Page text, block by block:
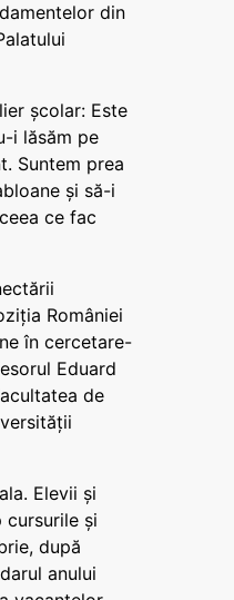
din
școlar: Este
i lăsăm pe
Suntem prea
și să-i
ce fac
României
în cercetare-
Eduard
de
Elevii și
și
după
anului